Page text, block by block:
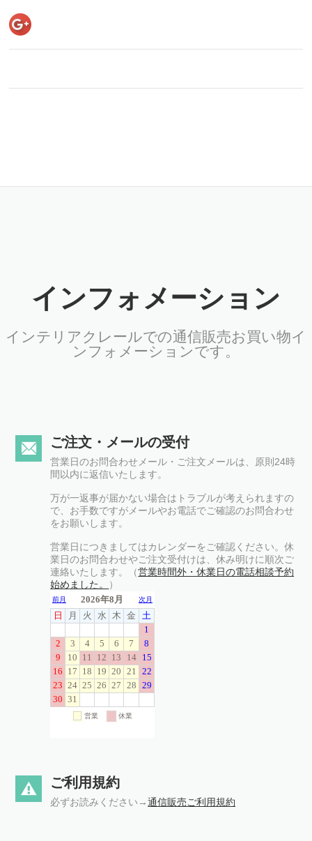
インフォメーション
インテリアクレールでの通信販売お買い物イ
ンフォメーションです。
ご注文・メールの受付
営業日のお問合わせメール・ご注文メールは、原則24時
間以内に返信いたします。
万が一返事が届かない場合はトラブルが考えられますの
で、お手数ですがメールやお電話でご確認のお問合わせ
をお願いします。
営業日につきましてはカレンダーをご確認ください。休
業日のお問合わせやご注文受付けは、休み明けに順次ご
連絡いたします。（営業時間外・休業日の電話相談予約
始めました。
）
ご利用規約
必ずお読みください→通信販売ご利用規約